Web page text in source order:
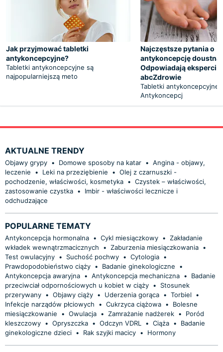
Jak przyjmować tabletki
antykoncepcyjne?
Tabletki antykoncepcyjne są
najpopularniejszą meto
Najczęstsze pytania o
antykoncepcję doustną.
Odpowiadają eksperci
abcZdrowie
Tabletki antykoncepcyjne
Antykoncepcj
AKTUALNE TRENDY
Objawy grypy • Domowe sposoby na katar • Angina - objawy,
leczenie
• Leki na przeziębienie • Olej z czarnuszki -
pochodzenie, właściwości, kosmetyka • Czystek – właściwości,
zastosowanie czystka •
Imbir - właściwości lecznicze i
odchudzające
POPULARNE TEMATY
Antykoncepcja hormonalna • Cykl miesiączkowy • Zakładanie
wkładek wewnątrzmacicznych
• Zaburzenia miesiączkowania •
Test owulacyjny • Suchość pochwy • Cytologia •
Prawdopodobieństwo ciąży • Badanie ginekologiczne
•
Antykoncepcja awaryjna • Antykoncepcja mechaniczna •
Badanie
przeciwciał odpornościowych u kobiet w ciąży •
Stosunek
przerywany • Objawy ciąży • Uderzenia gorąca • Torbiel
•
Infekcje narządów płciowych
• Cukrzyca ciążowa •
Bolesne
miesiączkowanie
• Owulacja • Zamrażanie nadżerek •
Poród
kleszczowy • Opryszczka • Odczyn VDRL • Ciąża •
Badanie
ginekologiczne dzieci • Rak szyjki macicy • Hormony